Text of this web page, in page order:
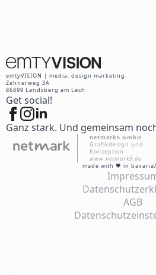
emtyVISION | media. design marketing.
Zehnerweg 3A
86899 Landsberg am Lech
Get social!
Ganz stark. Und gemeinsam
netmark5 GmbH
Grafikdesign und
Konzeption
www.netmark5.de
made with 🖤 in
AGB